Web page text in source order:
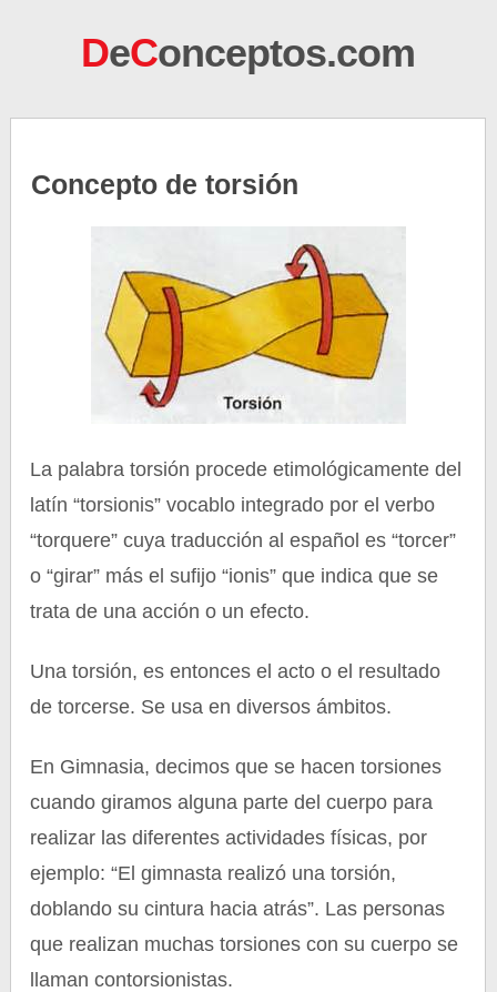
DeConceptos.com
Concepto de torsión
La palabra torsión procede etimológicamente del
latín “torsionis” vocablo integrado por el verbo
“torquere” cuya traducción al español es “torcer”
o “girar” más el sufijo “ionis” que indica que se
trata de una acción o un efecto.
Una torsión, es entonces el acto o el resultado
de torcerse. Se usa en diversos ámbitos.
En Gimnasia, decimos que se hacen torsiones
cuando giramos alguna parte del cuerpo para
realizar las diferentes actividades físicas, por
ejemplo: “El gimnasta realizó una torsión,
doblando su cintura hacia atrás”. Las personas
que realizan muchas torsiones con su cuerpo se
llaman contorsionistas.